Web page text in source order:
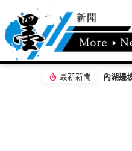
最新新聞 內湖邊